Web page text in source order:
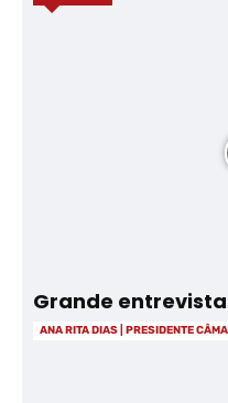
Grande entrevista
ANA RITA DIAS | PRESIDENTE